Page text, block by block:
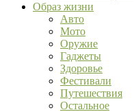
Образ жизни
Авто
Мото
Оружие
Гаджеты
Здоровье
Фестивали
Путешествия
Остальное